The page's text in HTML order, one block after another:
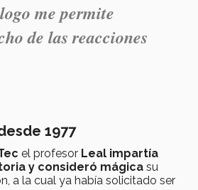
me permite
de las reacciones
1977
el profesor Leal impartía
y consideró mágica su
a la cual ya había solicitado ser